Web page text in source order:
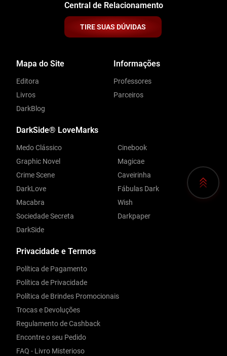
Central de Relacionamento
TIRE SUAS DÚVIDAS
Privacidade e Termos
Política de Pagamento
Política de Privacidade
Política de Brindes Promocionais
Trocas e Devoluções
Regulamento de Cashback
Encontre o seu Pedido
FAQ - Livro Misterioso
Mapa do Site
Editora
Livros
DarkBlog
Informações
Professores
Parceiros
DarkSide® LoveMarks
Medo Clássico
Graphic Novel
Crime Scene
DarkLove
Macabra
Sociedade Secreta
DarkSide
Cinebook
Magicae
Caveirinha
Fábulas Dark
Wish
Darkpaper